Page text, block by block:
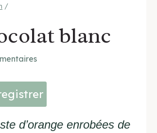
/
blanc
d’orange enrobées de